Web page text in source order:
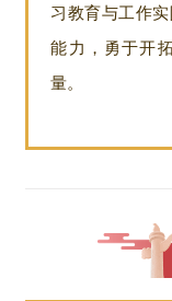
习教育与工作
能力，勇于开
量。